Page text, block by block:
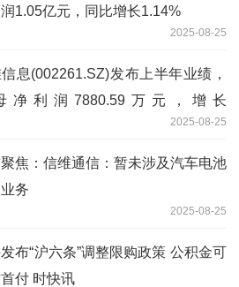
1.05亿元，同比增长1.14%
2025-08-25
息(002261.SZ)发布上半年业绩，
净利润7880.59万元，增长
2025-08-25
焦：信维通信：暂未涉及汽车电池
务
2025-08-25
发布“沪六条”调整限购政策 公积金可
付 时快讯